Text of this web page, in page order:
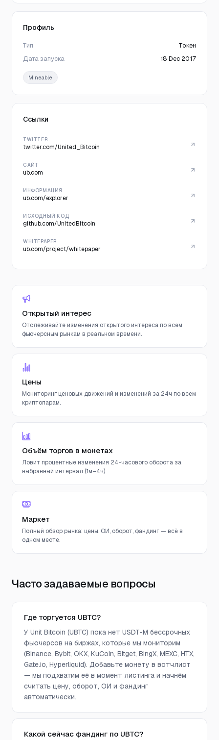
Профиль
Тип
Токен
Дата запуска
18 Dec 2017
Mineable
Ссылки
TWITTER
twitter.com/United_Bitcoin
САЙТ
ub.com
ИНФОРМАЦИЯ
ub.com/explorer
ИСХОДНЫЙ КОД
github.com/UnitedBitcoin
WHITEPAPER
ub.com/project/whitepaper
Открытый интерес
Отслеживайте изменения открытого интереса по всем
фьючерсным рынкам в реальном времени.
Цены
Мониторинг ценовых движений и изменений за 24ч по всем
криптопарам.
Объём торгов в монетах
Ловит процентные изменения 24-часового оборота за
выбранный интервал (1м–4ч).
Маркет
Полный обзор рынка: цены, ОИ, оборот, фандинг — всё в
одном месте.
Часто задаваемые вопросы
Где торгуется UBTC?
У Unit Bitcoin (UBTC) пока нет USDT-M бессрочных
фьючерсов на биржах, которые мы мониторим
(Binance, Bybit, OKX, KuCoin, Bitget, BingX, MEXC, HTX,
Gate.io, Hyperliquid). Добавьте монету в вотчлист
— мы подхватим её в момент листинга и начнём
считать цену, оборот, ОИ и фандинг
автоматически.
Какой сейчас фандинг по UBTC?